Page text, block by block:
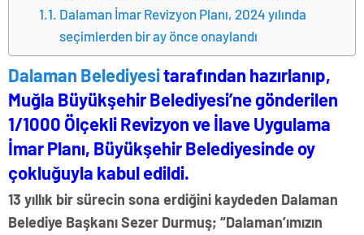
Dalaman İmar Revizyon Planı, 2024 yılında
seçimlerden bir ay önce onaylandı
Dalaman Belediyesitarafından hazırlanıp,
Muğla Büyükşehir Belediyesi’ne gönderilen
1/1000 Ölçekli Revizyon ve İlave Uygulama
İmar Planı, Büyükşehir Belediyesinde oy
çokluğuyla kabul edildi.
13 yıllık bir sürecin sona erdiğini kaydeden Dalaman
Belediye Başkanı Sezer Durmuş; “Dalaman’ımızın